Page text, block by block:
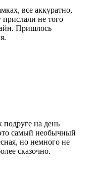
все аккуратно,
не того
Пришлось
подруге на день
самый необычный
но немного не
сказочно.